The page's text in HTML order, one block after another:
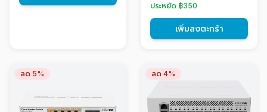
ประหยัด ฿350
เพิ่มลงตะกร้า
ลด 5% ลด 4%